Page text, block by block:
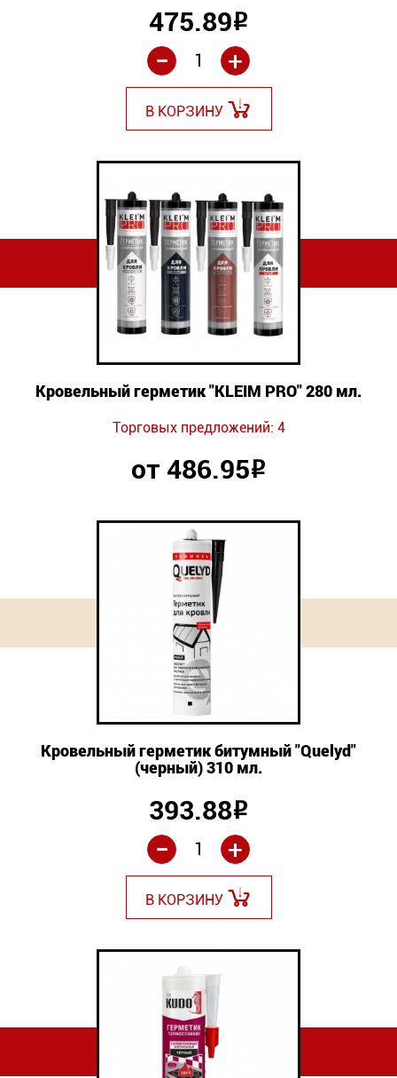
475.89Р
+
-
В КОРЗИНУ
Кровельный герметик "KLEIM PRO" 280 мл.
Торговых предложений: 4
от 486.95Р
Кровельный герметик битумный "Quelyd"
(черный) 310 мл.
393.88Р
+
-
В КОРЗИНУ